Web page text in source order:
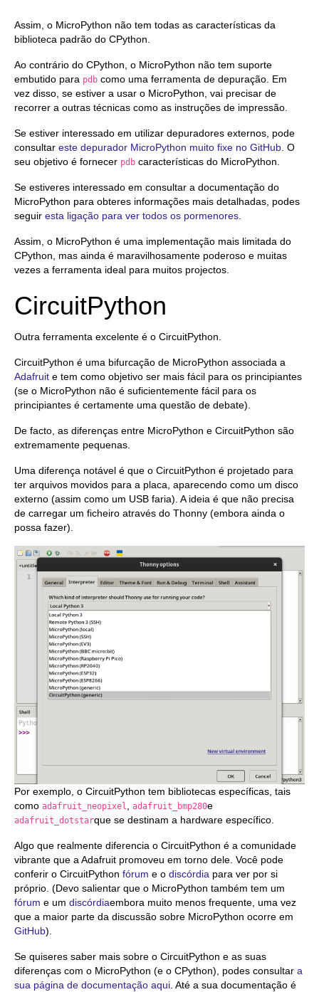
Assim, o MicroPython não tem todas as características da
biblioteca padrão do CPython.
Ao contrário do CPython, o MicroPython não tem suporte
embutido para pdb como uma ferramenta de depuração. Em
vez disso, se estiver a usar o MicroPython, vai precisar de
recorrer a outras técnicas como as instruções de impressão.
Se estiver interessado em utilizar depuradores externos, pode
consultar este depurador MicroPython muito fixe no GitHub. O
seu objetivo é fornecer pdb características do MicroPython.
Se estiveres interessado em consultar a documentação do
MicroPython para obteres informações mais detalhadas, podes
seguir esta ligação para ver todos os pormenores.
Assim, o MicroPython é uma implementação mais limitada do
CPython, mas ainda é maravilhosamente poderoso e muitas
vezes a ferramenta ideal para muitos projectos.
CircuitPython
Outra ferramenta excelente é o CircuitPython.
CircuitPython é uma bifurcação de MicroPython associada a
Adafruit e tem como objetivo ser mais fácil para os principiantes
(se o MicroPython não é suficientemente fácil para os
principiantes é certamente uma questão de debate).
De facto, as diferenças entre MicroPython e CircuitPython são
extremamente pequenas.
Uma diferença notável é que o CircuitPython é projetado para
ter arquivos movidos para a placa, aparecendo como um disco
externo (assim como um USB faria). A ideia é que não precisa
de carregar um ficheiro através do Thonny (embora ainda o
possa fazer).
Por exemplo, o CircuitPython tem bibliotecas específicas, tais
como adafruit_neopixel, adafruit_bmp280e
adafruit_dotstarque se destinam a hardware específico.
Algo que realmente diferencia o CircuitPython é a comunidade
vibrante que a Adafruit promoveu em torno dele. Você pode
conferir o CircuitPython fórum e o discórdia para ver por si
próprio. (Devo salientar que o MicroPython também tem um
fórum e um discórdiaembora muito menos frequente, uma vez
que a maior parte da discussão sobre MicroPython ocorre em
GitHub).
Se quiseres saber mais sobre o CircuitPython e as suas
diferenças com o MicroPython (e o CPython), podes consultar a
sua página de documentação aqui. Até a sua documentação é